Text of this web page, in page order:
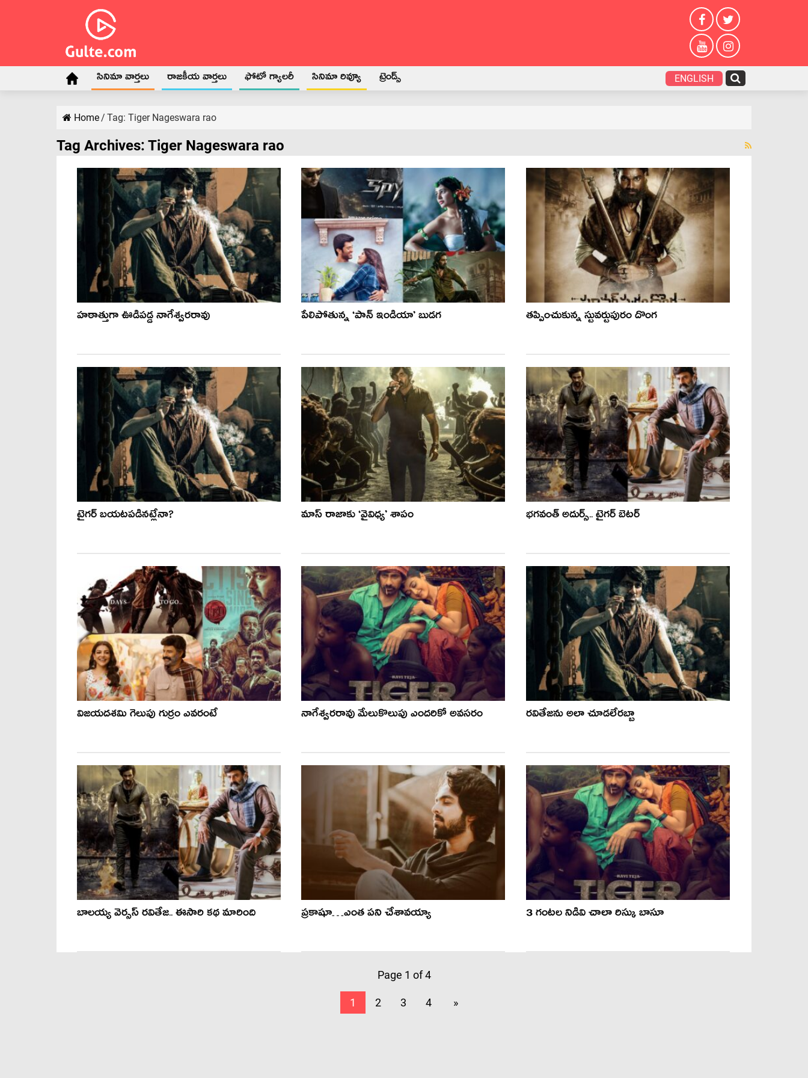
సినిమా వార్తలు రాజకీయ వార్తలు ఫోటో గ్యాలరీ సినిమా రివ్యూ ట్రెండ్స్ ENGLISH
Home/ Tag: Tiger Nageswara rao
Tag Archives: Tiger Nageswara rao
హఠాత్తుగా ఊడిపడ్డ నాగేశ్వరరావు పేలిపోతున్న ‘పాన్ ఇండియా’ బుడగ తప్పించుకున్న స్టువర్టుపురం దొంగ
టైగర్ బయటపడినట్లేనా? మాస్ రాజాకు ‘వైవిధ్య’ శాపం భగవంత్ అదుర్స్.. టైగర్ బెటర్
విజయదశమి గెలుపు గుర్రం ఎవరంటే నాగేశ్వరరావు మేలుకొలుపు ఎందరికో అవసరం రవితేజను అలా చూడలేరబ్బా
బాలయ్య వెర్సస్ రవితేజ.. ఈసారి కథ మారింది ప్రకాషూ…ఎంత పని చేశావయ్యా 3 గంటల నిడివి చాలా రిస్కు బాసూ
Page 1 of 4
1 2 3 4 »